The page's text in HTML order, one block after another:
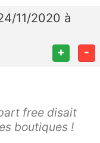
11/2020 à
+ -
free disait
boutiques !